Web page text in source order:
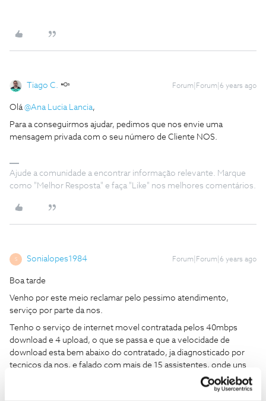
Tiago C. Forum|Forum|6 years ago
Olá@Ana Lucia Lancia,
Para a conseguirmos ajudar, pedimos que nos envie uma
mensagem privada com o seu número de Cliente NOS.
Ajude a comunidade a encontrar informação relevante. Marque
como "Melhor Resposta" e faça "Like" nos melhores comentários.
S Sonialopes1984 Forum|Forum|6 years ago
Boa tarde
Venho por este meio reclamar pelo pessimo atendimento,
serviço por parte da nos.
Tenho o serviço de internet movel contratada pelos 40mbps
download e 4 upload, o que se passa e que a velocidade de
download esta bem abaixo do contratado, ja diagnosticado por
tecnicos da nos, e falado com mais de 15 assistentes, onde uns
dizem uma coisa e outros dizem outra, o que e certo e que estao